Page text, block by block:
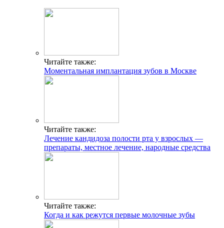
Читайте также:
Моментальная имплантация зубов в Москве
Читайте также:
Лечение кандидоза полости рта у взрослых —
препараты, местное лечение, народные средства
Читайте также:
Когда и как режутся первые молочные зубы